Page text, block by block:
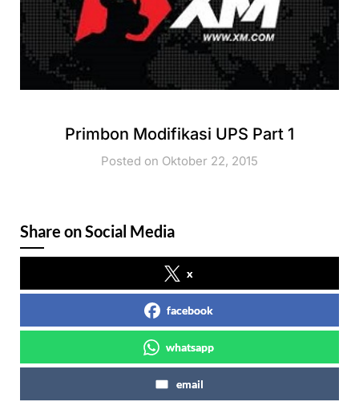
Primbon Modifikasi UPS Part 1
Posted on Oktober 22, 2015
Share on Social Media
x
facebook
whatsapp
email